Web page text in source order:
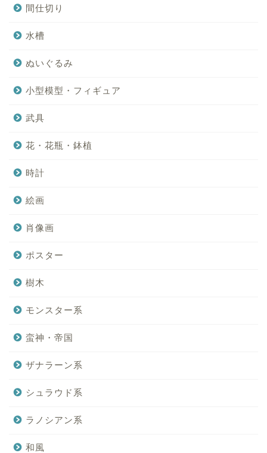
間仕切り
水槽
ぬいぐるみ
小型模型・フィギュア
武具
花・花瓶・鉢植
時計
絵画
肖像画
ポスター
樹木
モンスター系
蛮神・帝国
ザナラーン系
シュラウド系
ラノシアン系
和風